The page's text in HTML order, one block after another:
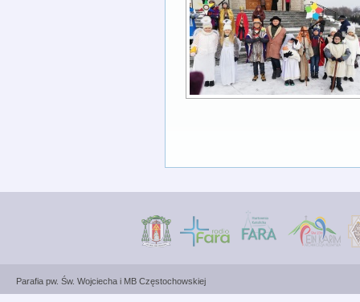
Parafia pw. Św. Wojciecha i MB Częstochowskiej